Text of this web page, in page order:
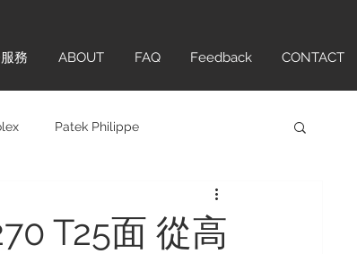
務 ABOUT FAQ Feedback CONTACT
Patek Philippe
T25面 從高